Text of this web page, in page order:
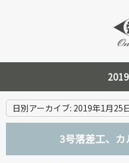
日別アーカイブ: 2019年1月25
3号落差工、カ